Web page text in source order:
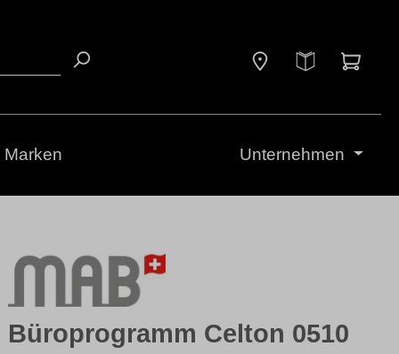
Marken Unternehmen
Büroprogramm Celton 0510